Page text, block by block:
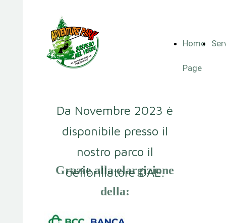
Home
Page
Da Novembre 2023 è
disponibile presso il
nostro parco il
defibrillatore DAE.
Grazie alla elargizione
della: